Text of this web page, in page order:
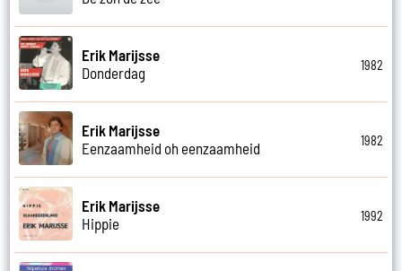
Erik Marijsse
Donderdag
1982
Erik Marijsse
Eenzaamheid oh eenzaamheid
1982
Erik Marijsse
Hippie
1992